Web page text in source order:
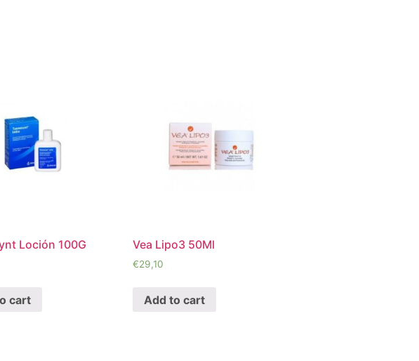
Loción 100G
cart
Vea Lipo3 50Ml
€29,10
Add to cart